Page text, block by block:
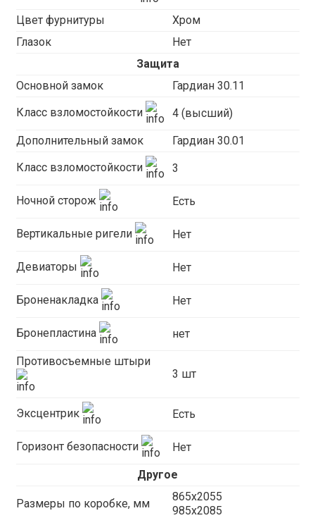
Цвет фурнитуры
Хром
Глазок
Нет
Защита
Основной замок
Гардиан 30.11
Класс взломостойкости 4 (высший)
Дополнительный замок Гардиан 30.01
Класс взломостойкости 3
Ночной сторож Есть
Вертикальные ригели Нет
Девиаторы Нет
Броненакладка Нет
Бронепластина нет
Противосъемные штыри
3 шт
Эксцентрик Есть
Горизонт безопасности Нет
Другое
Размеры по коробке, мм
865x2055
985x2085